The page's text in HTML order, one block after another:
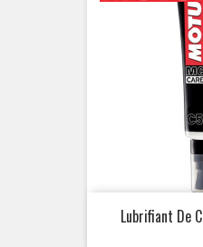
Lubrifiant De